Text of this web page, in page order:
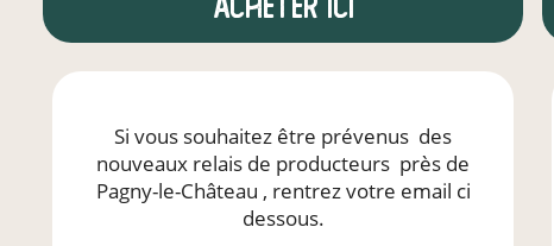
Si vous souhaitez être prévenus des
nouveaux relais de producteurs près de
Pagny-le-Château , rentrez votre email ci
dessous.